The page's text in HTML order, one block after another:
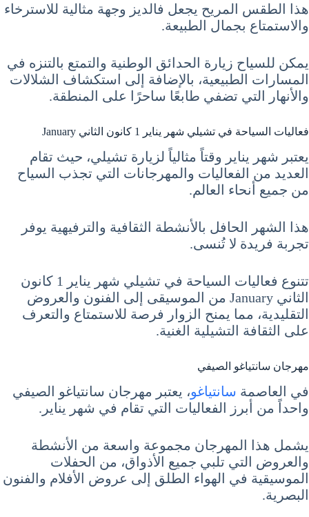
هذا الطقس المريح يجعل فالديز وجهة مثالية للاسترخاء
والاستمتاع بجمال الطبيعة.
يمكن للسياح زيارة الحدائق الوطنية والتمتع بالتنزه في
المسارات الطبيعية، بالإضافة إلى استكشاف الشلالات
والأنهار التي تضفي طابعًا ساحرًا على المنطقة.
فعاليات السياحة في تشيلي شهر يناير 1 كانون الثاني January
يعتبر شهر يناير وقتاً مثالياً لزيارة تشيلي، حيث تقام
العديد من الفعاليات والمهرجانات التي تجذب السياح
من جميع أنحاء العالم.
هذا الشهر الحافل بالأنشطة الثقافية والترفيهية يوفر
تجربة فريدة لا تُنسى.
تتنوع فعاليات السياحة في تشيلي شهر يناير 1 كانون
الثاني January من الموسيقى إلى الفنون والعروض
التقليدية، مما يمنح الزوار فرصة للاستمتاع والتعرف
على الثقافة التشيلية الغنية.
مهرجان سانتياغو الصيفي
في العاصمة سانتياغو، يعتبر مهرجان سانتياغو الصيفي
واحداً من أبرز الفعاليات التي تقام في شهر يناير.
يشمل هذا المهرجان مجموعة واسعة من الأنشطة
والعروض التي تلبي جميع الأذواق، من الحفلات
الموسيقية في الهواء الطلق إلى عروض الأفلام والفنون
البصرية.